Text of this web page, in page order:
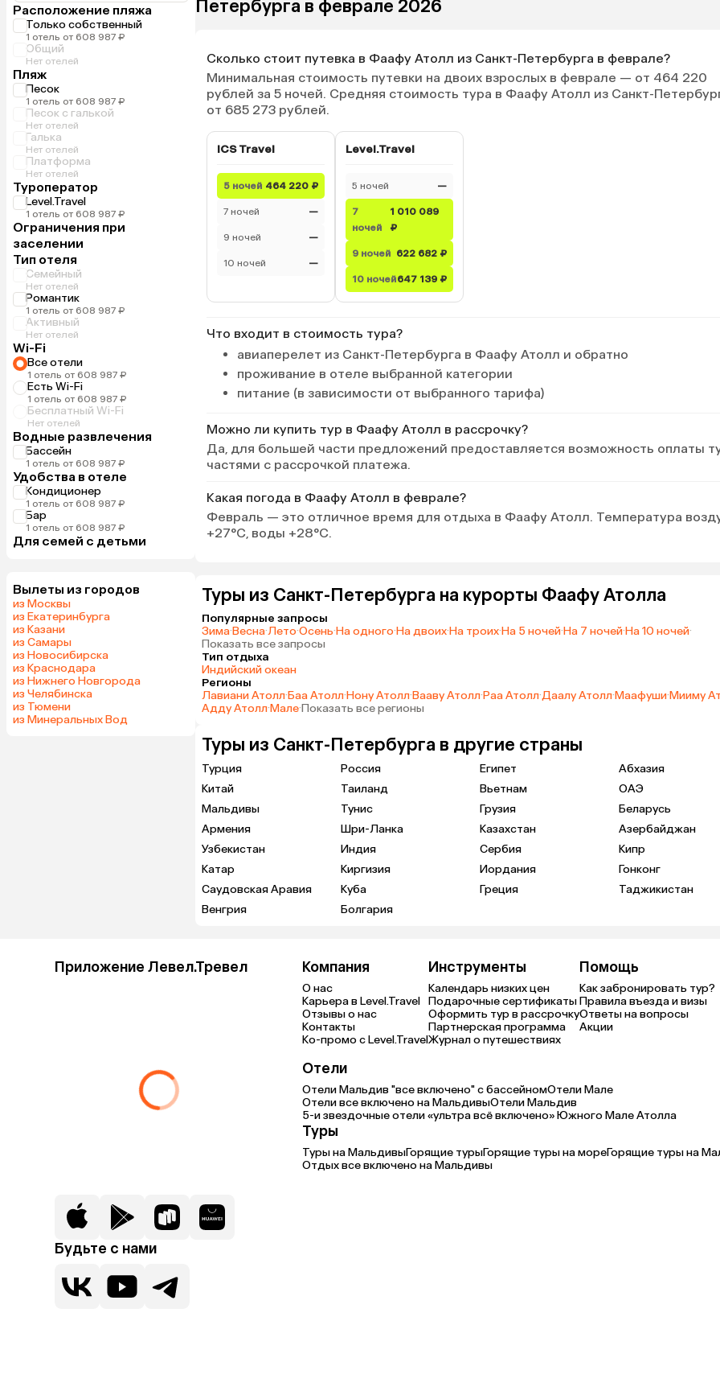
Расположение пляжа
Только собственный
1 отель от 608 987 ₽
Общий
Нет отелей
Пляж
Песок
1 отель от 608 987 ₽
Песок с галькой
Нет отелей
Галька
Нет отелей
Платформа
Нет отелей
Туроператор
Level.Travel
1 отель от 608 987 ₽
Ограничения при
заселении
Тип отеля
Семейный
Нет отелей
Романтик
1 отель от 608 987 ₽
Активный
Нет отелей
Wi-Fi
Все отели
1 отель от 608 987 ₽
Есть Wi-Fi
1 отель от 608 987 ₽
Бесплатный Wi-Fi
Нет отелей
Водные развлечения
Бассейн
1 отель от 608 987 ₽
Удобства в отеле
Кондиционер
1 отель от 608 987 ₽
Бар
1 отель от 608 987 ₽
Для семей с детьми
Вылеты из городов
из Москвы
из Екатеринбурга
из Казани
из Самары
из Новосибирска
из Краснодара
из Нижнего Новгорода
из Челябинска
из Тюмени
из Минеральных Вод
Петербурга в феврале 2026
Сколько стоит путевка в Фаафу Атолл из Санкт-Петербурга в феврале?
Минимальная стоимость путевки на двоих взрослых в феврале — от 464 220
рублей за 5 ночей. Средняя стоимость тура в Фаафу Атолл из Санкт-
от 685 273 рублей.
ICS Travel
5 ночей 464 220 ₽
7 ночей —
9 ночей —
10 ночей —
Level.Travel
5 ночей —
7
ночей
1 010 089
₽
9 ночей 622 682 ₽
10 ночей647 139 ₽
Что входит в стоимость тура?
авиаперелет из Санкт-Петербурга в Фаафу Атолл и обратно
проживание в отеле выбранной категории
питание (в зависимости от выбранного тарифа)
Можно ли купить тур в Фаафу Атолл в рассрочку?
Да, для большей части предложений предоставляется возможность оплаты
частями с рассрочкой платежа.
Какая погода в Фаафу Атолл в феврале?
Февраль — это отличное время для отдыха в Фаафу Атолл. Температура
+27°C, воды +28°C.
Туры из Санкт-Петербурга на курорты Фаафу Атолла
Популярные запросы
Зима·Весна·Лето·Осень·На одного·На двоих·На троих·На 5 ночей·На 7 ночей·На 10 ночей·
Показать все запросы
Тип отдыха
Индийский океан
Регионы
Лавиани Атолл·Баа Атолл·Нону Атолл·Вааву Атолл·Раа Атолл·Даалу Атолл·Маафуши·Мииму
Адду Атолл·Мале·Показать все регионы
Туры из Санкт-Петербурга в другие страны
Турция Россия Египет
Абхазия
Китай
Таиланд Вьетнам
ОАЭ
Мальдивы
Тунис Грузия
Беларусь
Армения
Шри-Ланка Казахстан
Азербайджан
Узбекистан
Индия Сербия
Кипр
Катар
Киргизия Иордания
Гонконг
Саудовская Аравия
Куба Греция
Таджикистан
Венгрия
Болгария
Приложение Левел.Тревел
Будьте с нами
Компания
О нас
Карьера в Level.Travel
Отзывы о нас
Контакты
Ко-промо с Level.Travel
Инструменты
Календарь низких цен
Подарочные сертификаты
Оформить тур в рассрочку
Партнерская программа
Журнал о путешествиях
Помощь
Как забронировать тур?
Правила въезда и визы
Ответы на вопросы
Акции
Отели
Отели Мальдив "все включено" с бассейномОтели Мале
Отели все включено на МальдивыОтели Мальдив
5-и звездочные отели «ультра всё включено» Южного Мале Атолла
Туры
Туры на МальдивыГорящие турыГорящие туры на мореГорящие туры на
Отдых все включено на Мальдивы